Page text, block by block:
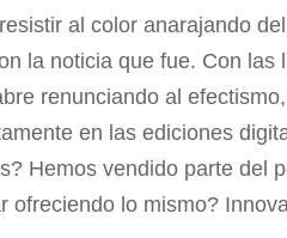
al color anarajando
la noticia que fue. Con
renunciando al
en las ediciones
Hemos vendido parte del
ofreciendo lo mismo?